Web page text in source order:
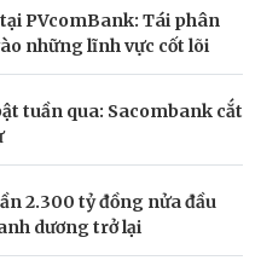
PVcomBank: Tái phân
những lĩnh vực cốt lõi
tuần qua: Sacombank cắt
2.300 tỷ đồng nửa đầu
dương trở lại